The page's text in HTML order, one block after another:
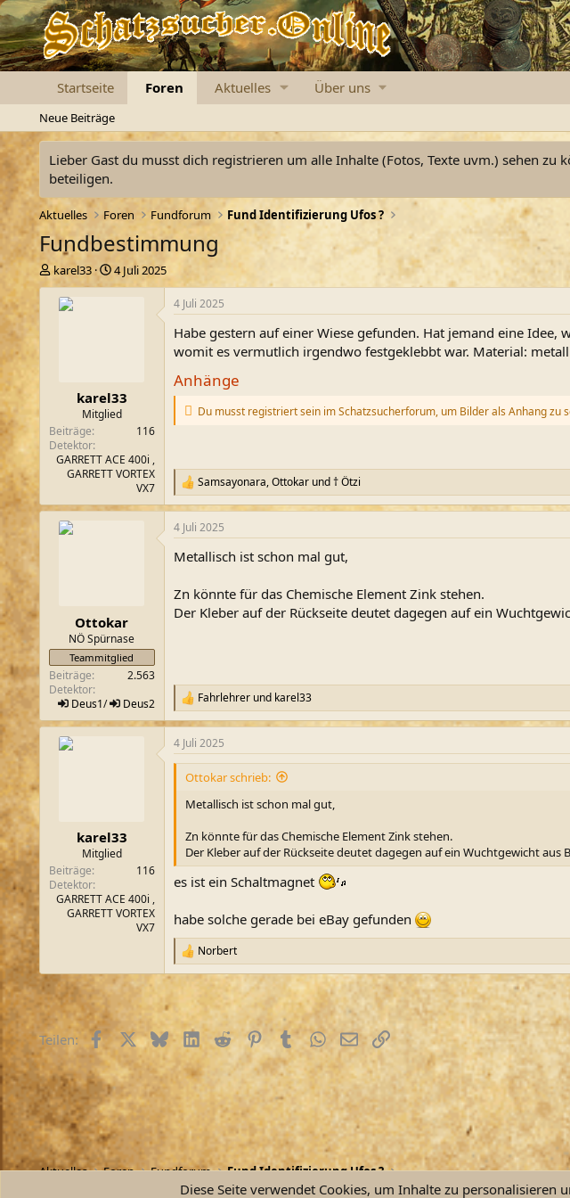
Startseite Foren Aktuelles Über uns
Neue Beiträge
Lieber Gast du musst dich registrieren um alle Inhalte (Fotos, Texte uvm.) sehen
beteiligen.
Aktuelles Foren Fundforum Fund Identifizierung Ufos ?
Fundbestimmung
E
r
karel33
E
r
a
m
4 Juli 2025
karel33
Mitglied
Beiträge
116
Detektor
GARRETT ACE 400i ,
GARRETT VORTEX
VX7
4 Juli 2025
Habe gestern auf einer Wiese gefunden. Hat jemand eine
womit es vermutlich irgendwo festgeklebbt war. Material:
Anhänge
Du musst registriert sein im Schatzsucherforum, um Bilder als Anhang zu
R
e
a
k
i
n
e
n
Samsayonara,Ottokarund† Ötzi
Ottokar
NÖ Spürnase
Teammitglied
Beiträge
2.563
Detektor
Deus1/ Deus2
4 Juli 2025
Metallisch ist schon mal gut,
Zn könnte für das Chemische Element Zink stehen.
Der Kleber auf der Rückseite deutet dagegen auf ein
R
e
a
k
t
n
Fahrlehrerund karel33
karel33
Mitglied
Beiträge
116
Detektor
GARRETT ACE 400i ,
GARRETT VORTEX
VX7
4 Juli 2025
Ottokar schrieb:
Metallisch ist schon mal gut,
Zn könnte für das Chemische Element Zink stehen.
Der Kleber auf der Rückseite deutet dagegen auf ein Wuchtgewicht aus
es ist ein Schaltmagnet
habe solche gerade bei eBay gefunden
R
e
a
o
e
Norbert
Teilen: FacebookX (Twitter)
BlueskyLinkedIn
Reddit Pinterest
TumblrWhatsApp
E-MailLink
Aktuelles Foren Fundforum Fund Identifizierung Ufos ?
Diese Seite verwendet Cookies, um Inhalte zu